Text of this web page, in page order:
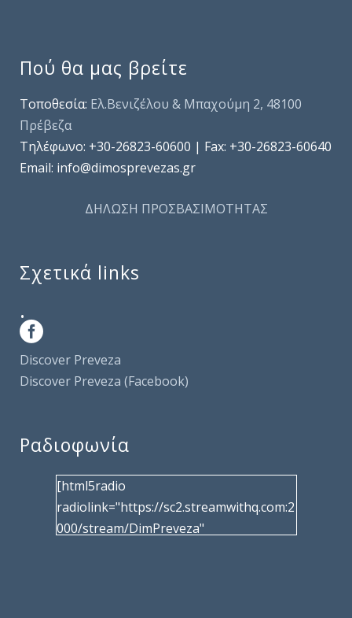
Πού θα μας βρείτε
Τοποθεσία: Ελ.Βενιζέλου & Μπαχούμη 2, 48100
Πρέβεζα
Τηλέφωνo: +30-26823-60600 | Fax: +30-26823-60640
Email: info@dimosprevezas.gr
ΔΗΛΩΣΗ ΠΡΟΣΒΑΣΙΜΟΤΗΤΑΣ
Σχετικά links
.
Discover Preveza
Discover Preveza (Facebook)
Ραδιοφωνία
[html5radio
radiolink="https://sc2.streamwithq.com:2
000/stream/DimPreveza"